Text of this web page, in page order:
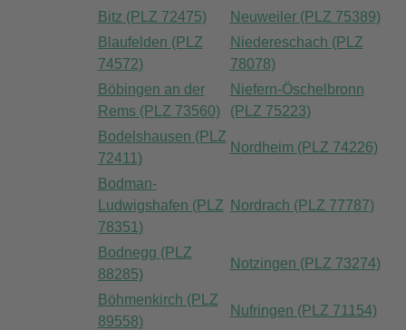
Bitz (PLZ 72475)
Neuweiler (PLZ 75389)
Blaufelden (PLZ
74572)
Niedereschach (PLZ
78078)
Böbingen an der
Rems (PLZ 73560)
Niefern-Öschelbronn
(PLZ 75223)
Bodelshausen (PLZ
72411)
Nordheim (PLZ 74226)
Bodman-
Ludwigshafen (PLZ
78351)
Nordrach (PLZ 77787)
Bodnegg (PLZ
88285)
Notzingen (PLZ 73274)
Böhmenkirch (PLZ
89558)
Nufringen (PLZ 71154)